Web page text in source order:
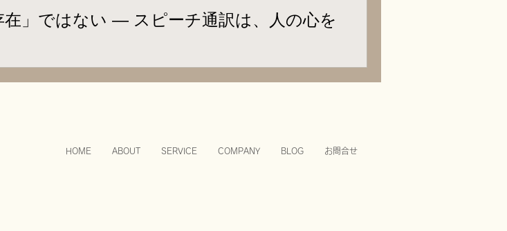
在」ではない ― スピーチ通訳は、人の心を
に怖いけれど、でもやめられないのがスピーチの通訳。エディ先
とがあるのでしょうか？
HOME ABOUT SERVICE COMPANY BLOG お問合せ